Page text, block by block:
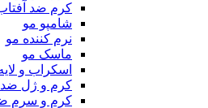
کرم ضد
شامپو مو
نرم کننده مو
ماسک مو
اسکراب و
کرم و ژل
کرم و سرم